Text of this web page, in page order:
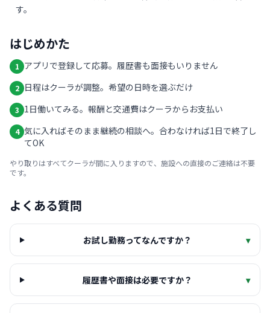
す。
はじめかた
1 アプリで登録して応募。履歴書も面接もいりません
2 日程はクーラが調整。希望の日時を選ぶだけ
3 1日働いてみる。報酬と交通費はクーラからお支払い
4 気に入ればそのまま継続の相談へ。合わなければ1日で終了し
てOK
やり取りはすべてクーラが間に入りますので、施設への直接のご連絡は不要
です。
よくある質問
お試し勤務ってなんですか？ ▾
履歴書や面接は必要ですか？ ▾